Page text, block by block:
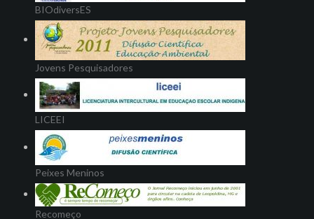
BIOdiversES
Jovens Pesquisadores
LICEEI
Peixes Meninos
Recomeço